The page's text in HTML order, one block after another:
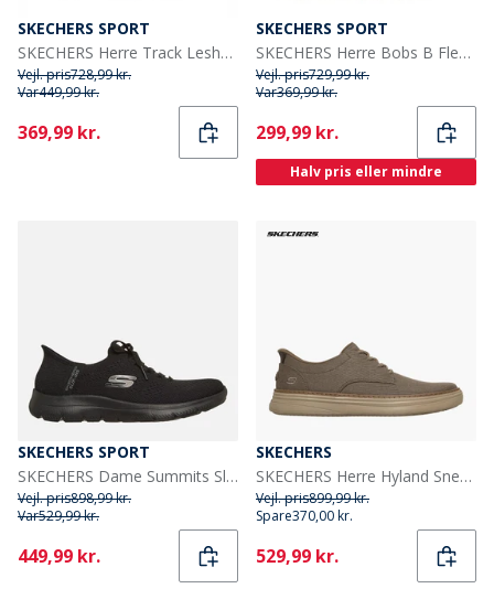
SKECHERS SPORT
SKECHERS Herre Track Leshur Sneakers Blå
Vejl. pris728,99 kr.
Var449,99 kr.
Current
369,99 kr.
SKECHERS SPORT
SKECHERS Herre Bobs B Flex Sneakers Brun
Vejl. pris729,99 kr.
Var369,99 kr.
Current
299,99 kr.
Halv pris eller mindre
SKECHERS SPORT
SKECHERS Dame Summits Slip in Nye Daglige Sneakers Sort
Vejl. pris898,99 kr.
Var529,99 kr.
Current
449,99 kr.
SKECHERS
SKECHERS Herre Hyland Sneakers Brun
Vejl. pris899,99 kr.
Spare370,00 kr.
Current
529,99 kr.